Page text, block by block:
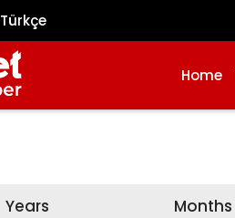
Türkçe
Home
Years Months